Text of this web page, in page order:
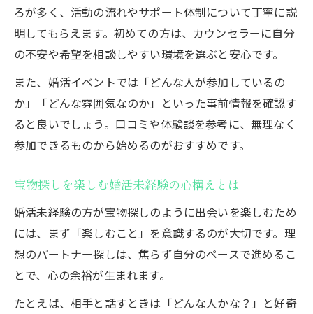
ろが多く、活動の流れやサポート体制について丁寧に説
明してもらえます。初めての方は、カウンセラーに自分
の不安や希望を相談しやすい環境を選ぶと安心です。
また、婚活イベントでは「どんな人が参加しているの
か」「どんな雰囲気なのか」といった事前情報を確認す
ると良いでしょう。口コミや体験談を参考に、無理なく
参加できるものから始めるのがおすすめです。
宝物探しを楽しむ婚活未経験の心構えとは
婚活未経験の方が宝物探しのように出会いを楽しむため
には、まず「楽しむこと」を意識するのが大切です。理
想のパートナー探しは、焦らず自分のペースで進めるこ
とで、心の余裕が生まれます。
たとえば、相手と話すときは「どんな人かな？」と好奇